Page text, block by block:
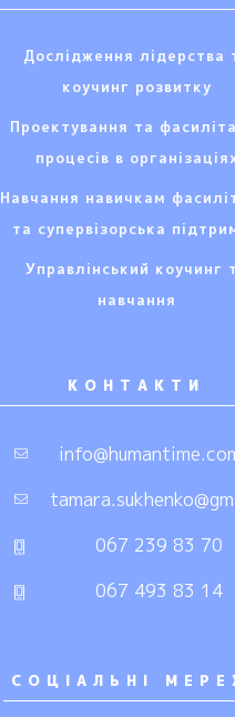
Дослідження лідерства
коучинг розвитку
Проектування та
процесів в
Навчання навичкам
та супервізорська
Управлінський коучинг
навчання
КОНТАКТИ
067 239 83 70
067 493 83 14
СОЦIАЛЬНI